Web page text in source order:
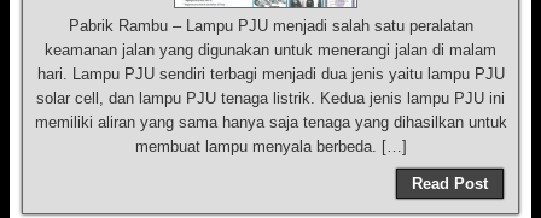
Pabrik Rambu – Lampu PJU menjadi salah satu peralatan
keamanan jalan yang digunakan untuk menerangi jalan di malam
hari. Lampu PJU sendiri terbagi menjadi dua jenis yaitu lampu PJU
solar cell, dan lampu PJU tenaga listrik. Kedua jenis lampu PJU ini
memiliki aliran yang sama hanya saja tenaga yang dihasilkan untuk
membuat lampu menyala berbeda. […]
Read Post